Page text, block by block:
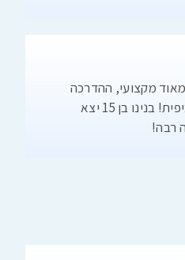
מקצועי, ההדרכה
מפורטת וכל החוויה מאוד כיפית! בנינו בן 15 יצא
רבה!